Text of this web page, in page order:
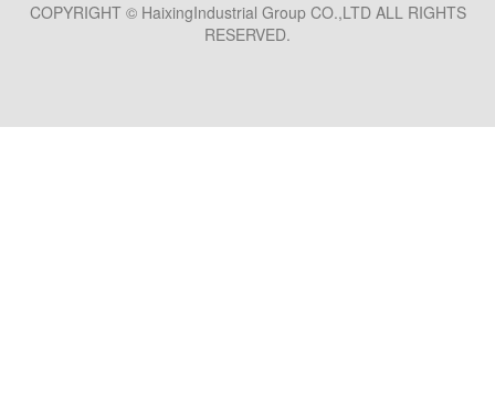
COPYRIGHT © HaixingIndustrial Group CO.,LTD ALL RIGHTS
RESERVED.